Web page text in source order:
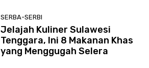
SERBA-SERBI
Jelajah Kuliner Sulawesi
Tenggara, Ini 8 Makanan Khas
yang Menggugah Selera